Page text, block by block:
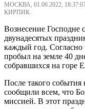
МОСКВА, 01.06.2022,
КИРПИК.
Вознесение Господне
двунадесятых
каждый год. Согласно
пробыл на земле 40
собравшихся на горе
После такого
сообщили всем, что
миссией. В этот